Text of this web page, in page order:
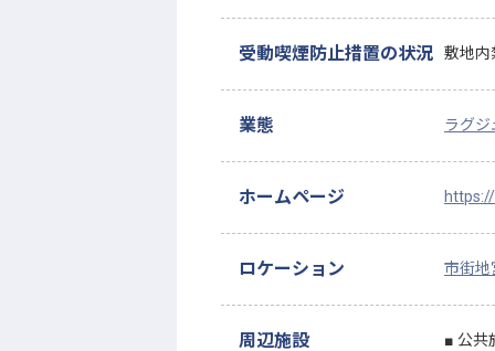
受動喫煙防止措置の状況 敷地内
業態 ラグジ
ホームページ
ロケーション 市街地
周辺施設
公共